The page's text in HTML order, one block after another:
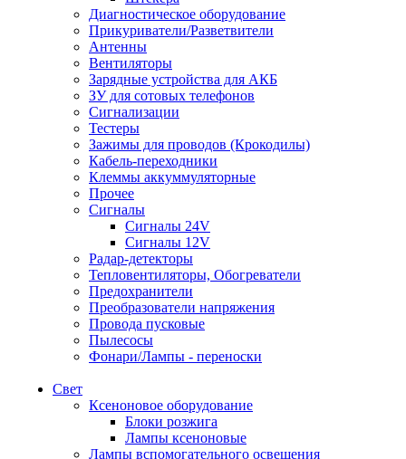
Диагностическое оборудование
Прикуриватели/Разветвители
Антенны
Вентиляторы
Зарядные устройства для АКБ
ЗУ для сотовых телефонов
Сигнализации
Тестеры
Зажимы для проводов (Крокодилы)
Кабель-переходники
Клеммы аккуммуляторные
Прочее
Сигналы
Сигналы 24V
Сигналы 12V
Радар-детекторы
Тепловентиляторы, Обогреватели
Предохранители
Преобразователи напряжения
Провода пусковые
Пылесосы
Фонари/Лампы - переноски
Свет
Ксеноновое оборудование
Блоки розжига
Лампы ксеноновые
Лампы вспомогательного освещения